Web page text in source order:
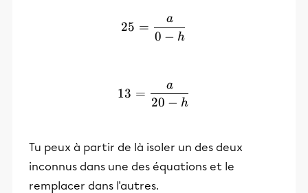
25=\frac{a}{0-h}
25 =
0 − h
a
13=\frac{a}{20-h}
13 =
20 − h
a
Tu peux à partir de là isoler un des deux
inconnus dans une des équations et le
remplacer dans l'autres.